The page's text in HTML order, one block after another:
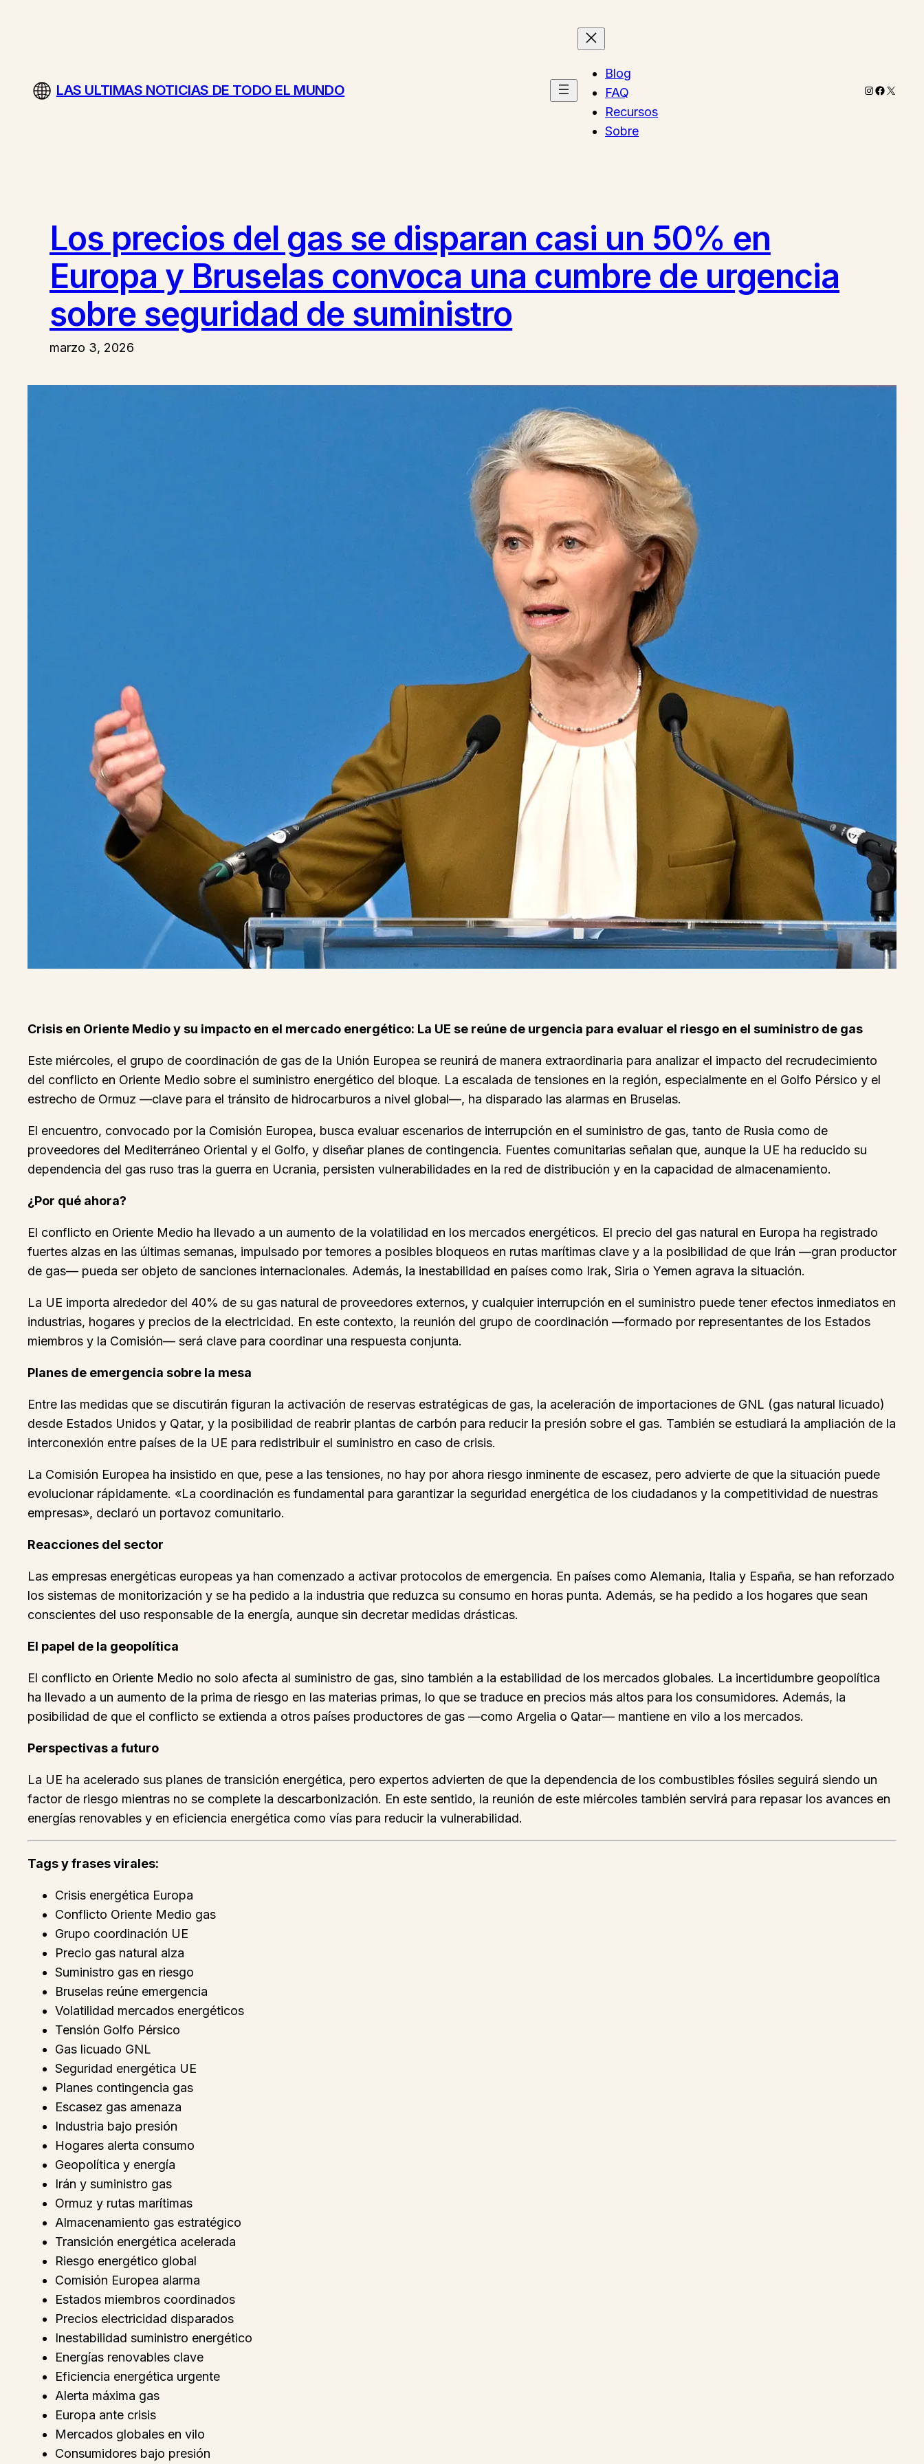
LAS ULTIMAS NOTICIAS DE TODO EL MUNDO
Blog
FAQ
Recursos
Sobre
Instagram
X
Los precios del gas se disparan casi un 50% en
Europa y Bruselas convoca una cumbre de urgencia
sobre seguridad de suministro
marzo 3, 2026
Crisis en Oriente Medio y su impacto en el mercado energético: La UE se reúne de urgencia para evaluar el riesgo en el suministro de gas
Este miércoles, el grupo de coordinación de gas de la Unión Europea se reunirá de manera extraordinaria para analizar el impacto del recrudecimiento
del conflicto en Oriente Medio sobre el suministro energético del bloque. La escalada de tensiones en la región, especialmente en el Golfo Pérsico y el
estrecho de Ormuz —clave para el tránsito de hidrocarburos a nivel global—, ha disparado las alarmas en Bruselas.
El encuentro, convocado por la Comisión Europea, busca evaluar escenarios de interrupción en el suministro de gas, tanto de Rusia como de
proveedores del Mediterráneo Oriental y el Golfo, y diseñar planes de contingencia. Fuentes comunitarias señalan que, aunque la UE ha reducido su
dependencia del gas ruso tras la guerra en Ucrania, persisten vulnerabilidades en la red de distribución y en la capacidad de almacenamiento.
¿Por qué ahora?
El conflicto en Oriente Medio ha llevado a un aumento de la volatilidad en los mercados energéticos. El precio del gas natural en Europa ha registrado
fuertes alzas en las últimas semanas, impulsado por temores a posibles bloqueos en rutas marítimas clave y a la posibilidad de que Irán —gran productor
de gas— pueda ser objeto de sanciones internacionales. Además, la inestabilidad en países como Irak, Siria o Yemen agrava la situación.
La UE importa alrededor del 40% de su gas natural de proveedores externos, y cualquier interrupción en el suministro puede tener efectos inmediatos en
industrias, hogares y precios de la electricidad. En este contexto, la reunión del grupo de coordinación —formado por representantes de los Estados
miembros y la Comisión— será clave para coordinar una respuesta conjunta.
Planes de emergencia sobre la mesa
Entre las medidas que se discutirán figuran la activación de reservas estratégicas de gas, la aceleración de importaciones de GNL (gas natural licuado)
desde Estados Unidos y Qatar, y la posibilidad de reabrir plantas de carbón para reducir la presión sobre el gas. También se estudiará la ampliación de la
interconexión entre países de la UE para redistribuir el suministro en caso de crisis.
La Comisión Europea ha insistido en que, pese a las tensiones, no hay por ahora riesgo inminente de escasez, pero advierte de que la situación puede
evolucionar rápidamente. «La coordinación es fundamental para garantizar la seguridad energética de los ciudadanos y la competitividad de nuestras
empresas», declaró un portavoz comunitario.
Reacciones del sector
Las empresas energéticas europeas ya han comenzado a activar protocolos de emergencia. En países como Alemania, Italia y España, se han reforzado
los sistemas de monitorización y se ha pedido a la industria que reduzca su consumo en horas punta. Además, se ha pedido a los hogares que sean
conscientes del uso responsable de la energía, aunque sin decretar medidas drásticas.
El papel de la geopolítica
El conflicto en Oriente Medio no solo afecta al suministro de gas, sino también a la estabilidad de los mercados globales. La incertidumbre geopolítica
ha llevado a un aumento de la prima de riesgo en las materias primas, lo que se traduce en precios más altos para los consumidores. Además, la
posibilidad de que el conflicto se extienda a otros países productores de gas —como Argelia o Qatar— mantiene en vilo a los mercados.
Perspectivas a futuro
La UE ha acelerado sus planes de transición energética, pero expertos advierten de que la dependencia de los combustibles fósiles seguirá siendo un
factor de riesgo mientras no se complete la descarbonización. En este sentido, la reunión de este miércoles también servirá para repasar los avances en
energías renovables y en eficiencia energética como vías para reducir la vulnerabilidad.
Tags y frases virales:
Crisis energética Europa
Conflicto Oriente Medio gas
Grupo coordinación UE
Precio gas natural alza
Suministro gas en riesgo
Bruselas reúne emergencia
Volatilidad mercados energéticos
Tensión Golfo Pérsico
Gas licuado GNL
Seguridad energética UE
Planes contingencia gas
Escasez gas amenaza
Industria bajo presión
Hogares alerta consumo
Geopolítica y energía
Irán y suministro gas
Ormuz y rutas marítimas
Almacenamiento gas estratégico
Transición energética acelerada
Riesgo energético global
Comisión Europea alarma
Estados miembros coordinados
Precios electricidad disparados
Inestabilidad suministro energético
Energías renovables clave
Eficiencia energética urgente
Alerta máxima gas
Europa ante crisis
Mercados globales en vilo
Consumidores bajo presión